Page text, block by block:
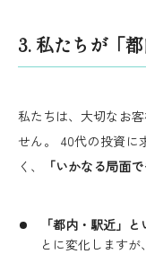
3. 私たちが「
私たちは、大切なお
せん。 40代の投資に
く、
「いかなる局面
「都内・駅近」
とに変化します